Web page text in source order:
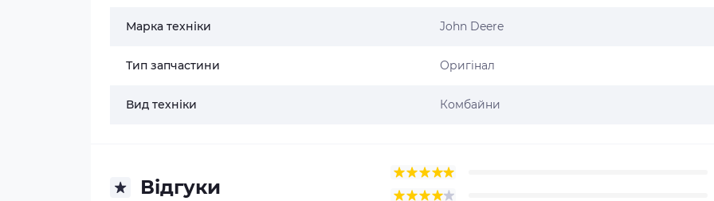
Марка техніки John Deere
Тип запчастини Оригінал
Вид техніки Комбайни
Відгуки